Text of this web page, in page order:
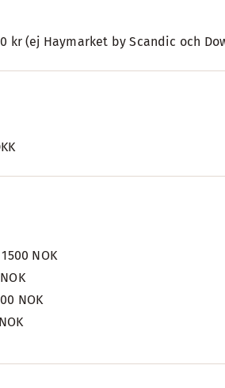
kr (ej Haymarket by Scandic och
NOK
NOK